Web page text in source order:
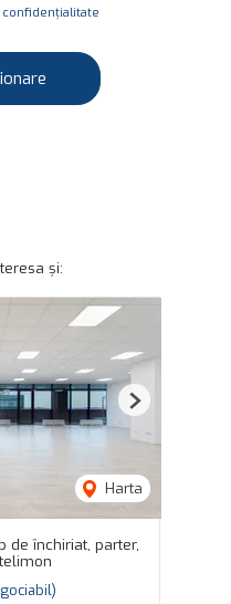
și:
Harta
Next
de închiriat, parter,